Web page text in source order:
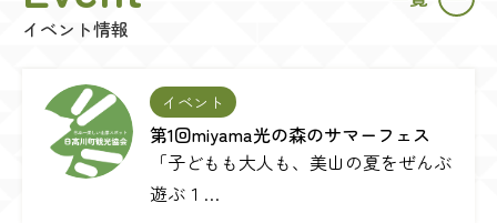
イベント情報
イベント
第1回miyama光の森のサマーフェス
「子どもも大人も、美山の夏をぜんぶ
遊ぶ１…